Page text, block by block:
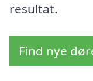
resultat.
Find nye